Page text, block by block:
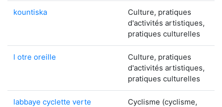
kountiska
Culture, pratiques
d'activités artistiques,
pratiques culturelles
l otre oreille
Culture, pratiques
d'activités artistiques,
pratiques culturelles
labbaye cyclette verte
Cyclisme (cyclisme,